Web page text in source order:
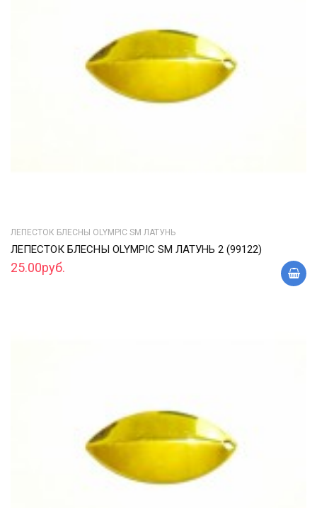
ЛЕПЕСТОК БЛЕСНЫ OLYMPIC SM ЛАТУНЬ
ЛЕПЕСТОК БЛЕСНЫ OLYMPIC SM ЛАТУНЬ 2 (99122)
25.00руб.